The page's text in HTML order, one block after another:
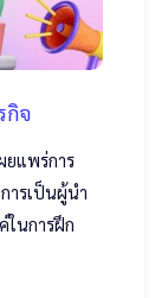
กิจ
ยแพร่การ
ารเป็นผู้นำ
ในการฝึก